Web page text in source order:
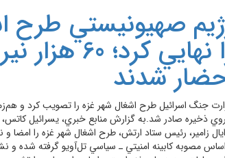
صهيونيستي طرح
را نهايي کرد؛
شدند
ذخيره صادر شد.به گزارش منابع خبري، يسرائيل
زامير، رئيس ستاد ارتش، طرح اشغال شهر غزه را امضا و
مصوبه کابينه امنيتي ـ سياسي تل‌آويو گرفته شده و